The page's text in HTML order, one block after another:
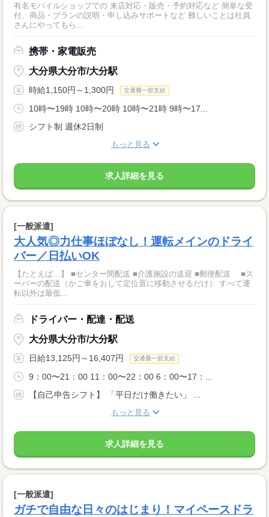
有名モバイルショップでの 来店対応・販売・予約対応など 簡単な受
付、商品・プランの説明・申し込みサポートなど 難しいことは社員
さんにやってもら...
携帯・家電販売
大分県大分市/大分駅
時給1,150円～1,300円 交通費一部支給
10時〜19時 10時〜20時 10時〜21時 9時〜17...
シフト制 週休2日制
もっと見る
求人詳細を見る
[一般派遣]
大人気◎力仕事ほぼなし！運転メインのドライ
バー／日払いOK
【たとえば…】 ■センター間配送 ■介護施設の送迎 ■郵便配送 ■ス
ーパーの配送（かご車をおして定位置に移動させるだけ） すべて運
転以外は最低...
ドライバー・配達・配送
大分県大分市/大分駅
日給13,125円～16,407円 交通費一部支給
9：00〜21：00 11：00〜22：00 6：00〜17：...
【自己申告シフト】 「平日だけ働きたい」 ...
もっと見る
求人詳細を見る
[一般派遣]
ガチで自由な日々のはじまり！マイペースドラ